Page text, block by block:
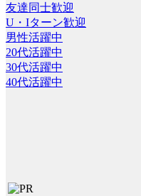
友達同士歓迎
U・Iターン歓迎
男性活躍中
20代活躍中
30代活躍中
40代活躍中